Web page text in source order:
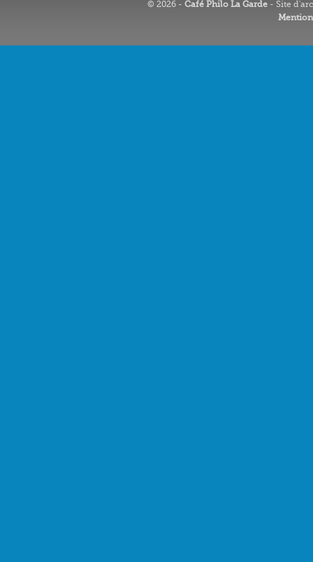
© 2026 - Café Philo La Garde - Site